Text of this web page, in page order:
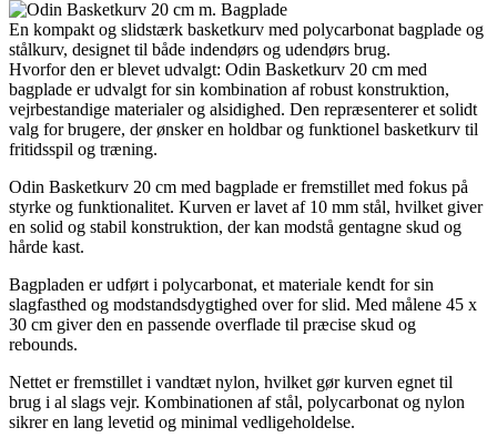
En kompakt og slidstærk basketkurv med polycarbonat bagplade og
stålkurv, designet til både indendørs og udendørs brug.
Hvorfor den er blevet udvalgt: Odin Basketkurv 20 cm med
bagplade er udvalgt for sin kombination af robust konstruktion,
vejrbestandige materialer og alsidighed. Den repræsenterer et solidt
valg for brugere, der ønsker en holdbar og funktionel basketkurv til
fritidsspil og træning.
Odin Basketkurv 20 cm med bagplade er fremstillet med fokus på
styrke og funktionalitet. Kurven er lavet af 10 mm stål, hvilket giver
en solid og stabil konstruktion, der kan modstå gentagne skud og
hårde kast.
Bagpladen er udført i polycarbonat, et materiale kendt for sin
slagfasthed og modstandsdygtighed over for slid. Med målene 45 x
30 cm giver den en passende overflade til præcise skud og
rebounds.
Nettet er fremstillet i vandtæt nylon, hvilket gør kurven egnet til
brug i al slags vejr. Kombinationen af stål, polycarbonat og nylon
sikrer en lang levetid og minimal vedligeholdelse.